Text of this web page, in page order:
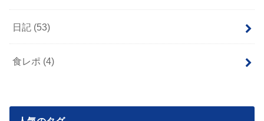
日記 (53)
食レポ (4)